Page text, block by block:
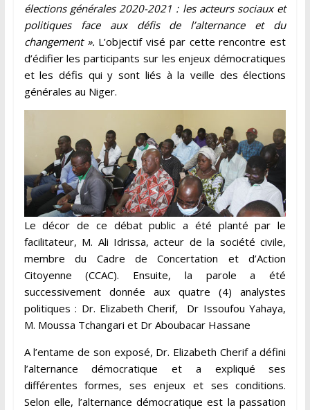
élections générales 2020-2021 : les acteurs sociaux et
politiques face aux défis de l’alternance et du
changement ». L’objectif visé par cette rencontre est
d’édifier les participants sur les enjeux démocratiques
et les défis qui y sont liés à la veille des élections
générales au Niger.
Le décor de ce débat public a été planté par le
facilitateur, M. Ali Idrissa, acteur de la société civile,
membre du Cadre de Concertation et d’Action
Citoyenne (CCAC). Ensuite, la parole a été
successivement donnée aux quatre (4) analystes
politiques : Dr. Elizabeth Cherif, Dr Issoufou Yahaya,
M. Moussa Tchangari et Dr Aboubacar Hassane
A l’entame de son exposé, Dr. Elizabeth Cherif a défini
l’alternance démocratique et a expliqué ses
différentes formes, ses enjeux et ses conditions.
Selon elle, l’alternance démocratique est la passation